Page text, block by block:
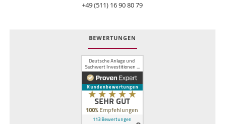
+49 (511) 16 90 80 79
BEWERTUNGEN